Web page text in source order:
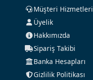
Müşteri Hizmetleri
Üyelik
Hakkımızda
Sipariş Takibi
Banka Hesapları
Gizlilik Politikası